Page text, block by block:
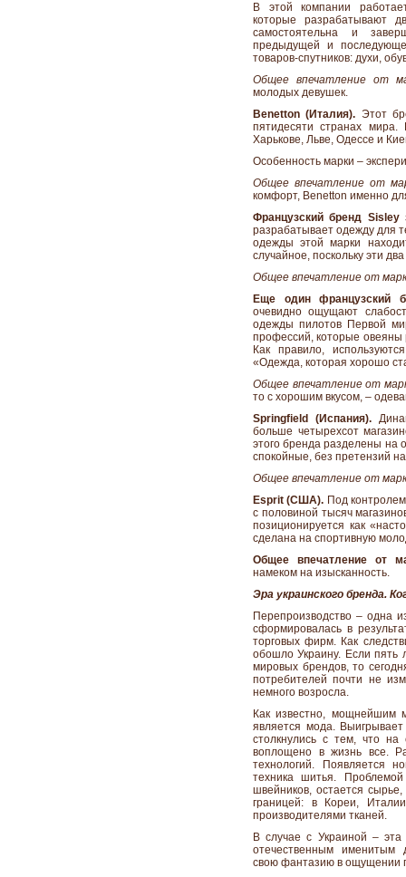
В этой компании
которые разрабатывают
самостоятельна и
предыдущей и
товаров-спутников: духи,
Общее впечатление от
молодых девушек.
Benetton (Италия). Этот
пятидесяти странах мира.
Харькове, Льве, Одессе и
Особенность марки –
Общее впечатление от
комфорт, Benetton именно
Французский бренд Sisley
разрабатывает одежду для
одежды этой марки
случайное, поскольку эти
Общее впечатление от
Еще один французский
очевидно ощущают
одежды пилотов Первой
профессий, которые овеяны
Как правило,
«Одежда, которая хорошо
Общее впечатление от
то с хорошим вкусом, –
Springfield (Испания).
больше четырехсот
этого бренда разделены на
спокойные, без претензий
Общее впечатление от
Esprit (США). Под
с половиной тысяч
позиционируется как
сделана на спортивную
Общее впечатление от
намеком на изысканность.
Эра украинского бренда.
Перепроизводство – одна
сформировалась в
торговых фирм. Как
обошло Украину. Если пять
мировых брендов, то
потребителей почти не
немного возросла.
Как известно, мощнейшим
является мода.
столкнулись с тем, что
воплощено в жизнь все.
технологий. Появляется
техника шитья.
швейников, остается
границей: в Кореи,
производителями тканей.
В случае с Украиной –
отечественным именитым
свою фантазию в ощущении